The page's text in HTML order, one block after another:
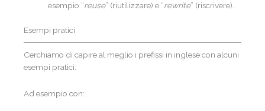
esempio “reuse” (riutilizzare) e “rewrite” (riscrivere).
Esempi pratici
Cerchiamo di capire al meglio i prefissi in inglese con alcuni
esempi pratici.
Ad esempio con: